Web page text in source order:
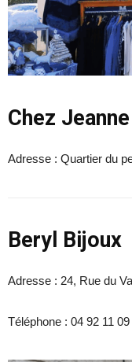
Chez Jeanne
Adresse : Quartier du
Beryl Bijoux
Adresse : 24, Rue du
Téléphone : 04 92 11